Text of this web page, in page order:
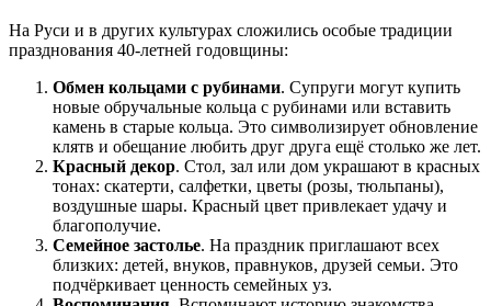
На Руси и в других культурах сложились особые традиции
празднования 40‑летней годовщины:
Обмен кольцами с рубинами. Супруги могут купить
новые обручальные кольца с рубинами или вставить
камень в старые кольца. Это символизирует обновление
клятв и обещание любить друг друга ещё столько же лет.
Красный декор. Стол, зал или дом украшают в красных
тонах: скатерти, салфетки, цветы (розы, тюльпаны),
воздушные шары. Красный цвет привлекает удачу и
благополучие.
Семейное застолье. На праздник приглашают всех
близких: детей, внуков, правнуков, друзей семьи. Это
подчёркивает ценность семейных уз.